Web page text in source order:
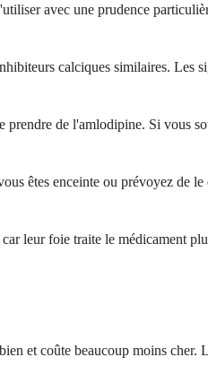
avec une prudence
calciques similaires. Les
de l'amlodipine. Si vous
êtes enceinte ou prévoyez de
leur foie traite le médicament
et coûte beaucoup moins